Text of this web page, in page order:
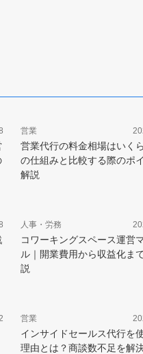
営業
営業代行の料金相場はいく
の仕組みと比較する際のポ
解説
人事・労務
コワーキングスペース運営
ル｜開業費用から収益化ま
説
営業
インサイドセールス代行を
理由とは？商談数不足を解